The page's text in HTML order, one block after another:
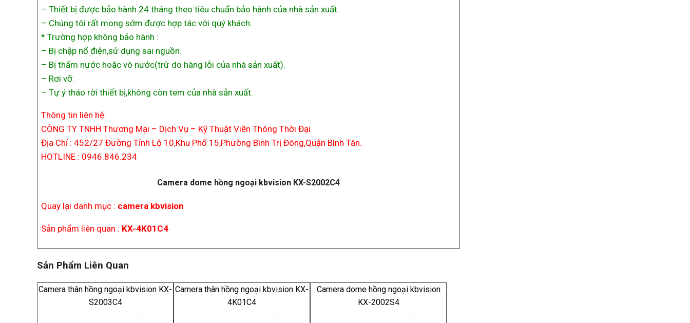
– Thiết bị được bảo hành 24 tháng theo tiêu chuẩn bảo hành của nhà sản xuất.
– Chúng tôi rất mong sớm được hợp tác với quý khách.
* Trường hợp không bảo hành :
– Bị chập nổ điện,sử dụng sai nguồn.
– Bị thấm nước hoặc vô nước(trừ do hàng lỗi của nhà sản xuất).
– Rơi vỡ.
– Tự ý tháo rời thiết bị,không còn tem của nhà sản xuất.
Thông tin liên hệ:
CÔNG TY TNHH Thương Mại – Dịch Vụ – Kỹ Thuật Viễn Thông Thời Đại
Địa Chỉ : 452/27 Đường Tỉnh Lộ 10,Khu Phố 15,Phường Bình Trị Đông,Quận Bình Tân.
HOTLINE : 0946.846.234
Camera dome hồng ngoại kbvision KX-S2002C4
Quay lại danh mục : camera kbvision
Sản phẩm liên quan : KX-4K01C4
Sản Phẩm Liên Quan
Camera thân hồng ngoại kbvision KX-
S2003C4
Camera thân hồng ngoại kbvision KX-
4K01C4
Camera dome hồng ngoại kbvision
KX-2002S4